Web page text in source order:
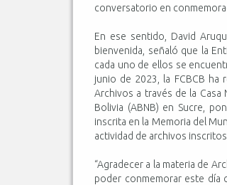
conversatorio en
En ese sentido, David
bienvenida, señaló que la
cada uno de ellos se
junio de 2023, la FCBCB ha
Archivos a través de la Casa
Bolivia (ABNB) en Sucre,
inscrita en la Memoria del
actividad de archivos
“Agradecer a la materia de
poder conmemorar este día